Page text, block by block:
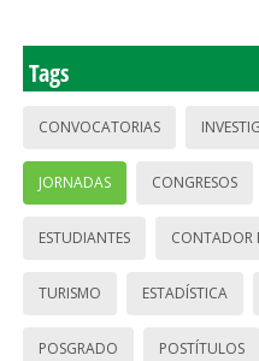
Tags
CONVOCATORIAS
JORNADAS CONGRESOS
ESTUDIANTES CONTADOR
TURISMO ESTADÍSTICA
POSGRADO POSTÍTULOS